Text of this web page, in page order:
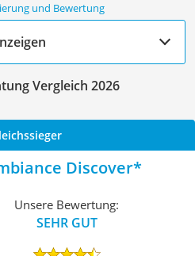
und Bewertung
Vergleich 2026
Discover
Unsere Bewertung:
SEHR GUT